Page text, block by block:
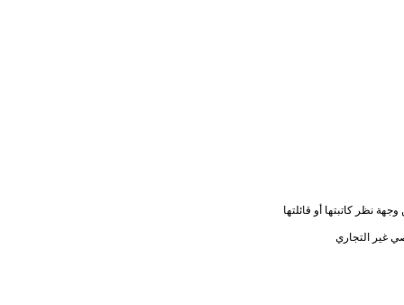
نظر كاتبتها أو قائلتها
غير التجاري